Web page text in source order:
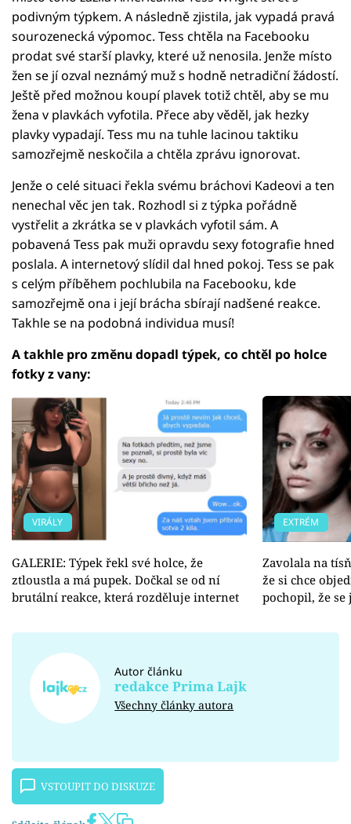
podivným týpkem. A následně zjistila, jak vypadá pravá
sourozenecká výpomoc. Tess chtěla na Facebooku
prodat své starší plavky, které už nenosila. Jenže místo
žen se jí ozval neznámý muž s hodně netradiční žádostí.
Ještě před možnou koupí plavek totiž chtěl, aby se mu
žena v plavkách vyfotila. Přece aby věděl, jak hezky
plavky vypadají. Tess mu na tuhle lacinou taktiku
samozřejmě neskočila a chtěla zprávu ignorovat.
Jenže o celé situaci řekla svému bráchovi Kadeovi a ten
nenechal věc jen tak. Rozhodl si z týpka pořádně
vystřelit a zkrátka se v plavkách vyfotil sám. A
pobavená Tess pak muži opravdu sexy fotografie hned
poslala. A internetový slídil dal hned pokoj. Tess se pak
s celým příběhem pochlubila na Facebooku, kde
samozřejmě ona i její brácha sbírají nadšené reakce.
Takhle se na podobná individua musí!
A takhle pro změnu dopadl týpek, co chtěl po holce
fotky z vany:
VIRÁLY
GALERIE: Týpek řekl své holce, že
ztloustla a má pupek. Dočkal se od ní
brutální reakce, která rozděluje internet
EXTRÉM
Zavolala na
že si chce
pochopil, že
Autor článku
redakce Prima Lajk
Všechny články autora
VSTOUPIT DO DISKUZE